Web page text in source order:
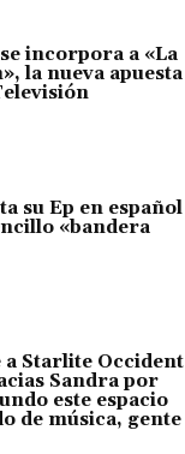
incorpora a «La
la nueva apuesta
su Ep en español
«bandera
a Starlite Occident
Sandra por
este espacio
de música, gente